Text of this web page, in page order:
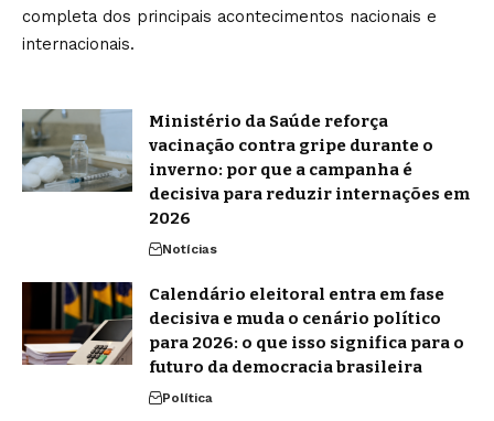
completa dos principais acontecimentos nacionais e
internacionais.
Ministério da Saúde reforça
vacinação contra gripe durante o
inverno: por que a campanha é
decisiva para reduzir internações em
2026
Notícias
Calendário eleitoral entra em fase
decisiva e muda o cenário político
para 2026: o que isso significa para o
futuro da democracia brasileira
Política